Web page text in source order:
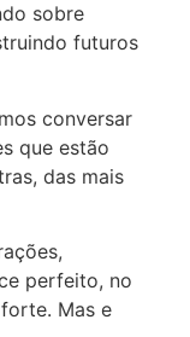
sobre
futuros
conversar
que estão
das mais
perfeito, no
Mas e